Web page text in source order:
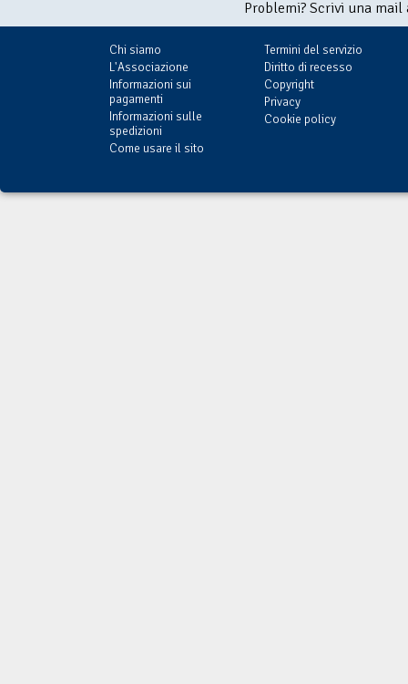
Problemi? Scrivi una
Chi siamo
L'Associazione
Informazioni sui
pagamenti
Informazioni sulle
spedizioni
Come usare il sito
Termini del servizio
Diritto di recesso
Copyright
Privacy
Cookie policy